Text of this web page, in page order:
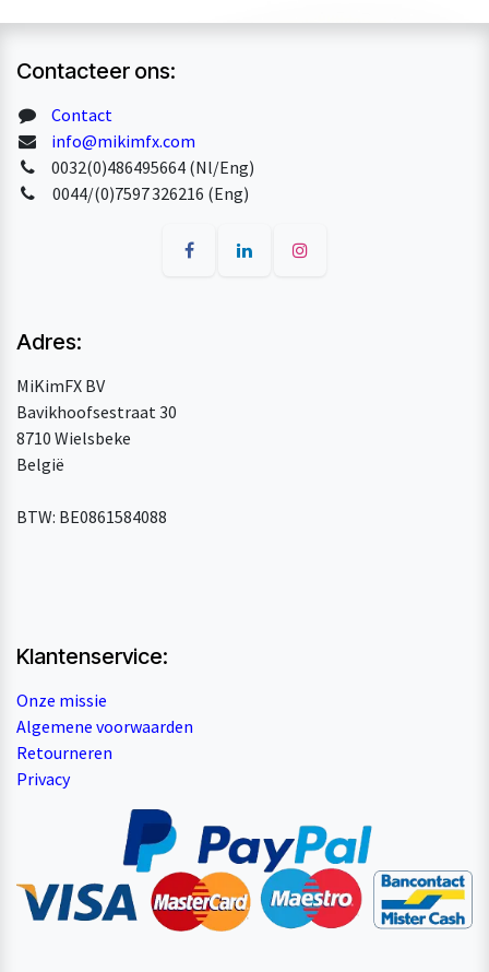
Contacteer ons:
Contact
info@mikimfx.com
0032(0)486495664 (Nl/Eng)
0044/(0)7597 326216 (Eng)
Adres:
MiKimFX BV
Bavikhoofsestraat 30
8710 Wielsbeke
België
BTW: BE0861584088
Klantenservice:
Onze missie
Algemene voorwaarden
Retourneren
Privacy